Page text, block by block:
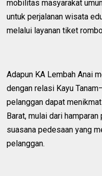
mobilitas masyarakat
untuk perjalanan wisata
melalui layanan tiket
Adapun KA Lembah Anai
dengan relasi Kayu
pelanggan dapat
Barat, mulai dari
suasana pedesaan yang
pelanggan.